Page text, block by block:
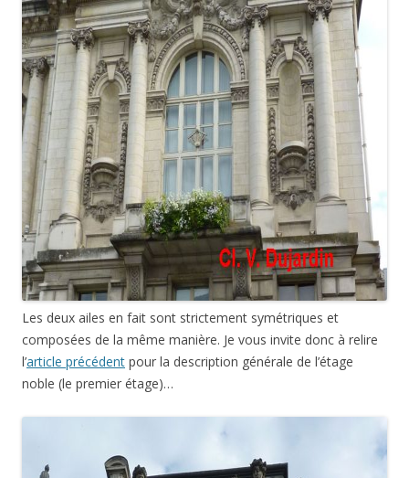
Les deux ailes en fait sont strictement symétriques et
composées de la même manière. Je vous invite donc à relire
l’article précédent pour la description générale de l’étage
noble (le premier étage)…